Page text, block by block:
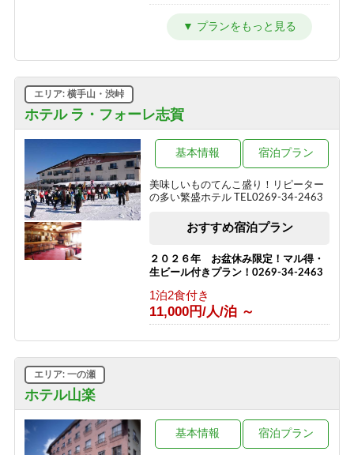
2種の信州牛料理と地元食材を味わう
＼1泊2食スタンダード～翡翠hisui～／
食グレードアップ～碧落hekiraku～／
19,400円/人/泊 ～
ひすい色の温泉の熊の湯＼1泊2食お試
しプラン～萌葱moegi～／
15,000円/人/泊 ～
「りんごで育った信州牛」だけを使っ
た≪1泊2食最高級肉肉プラン≫（連泊
1泊2食付き
24,290円/人/泊 ～
16,000円/人/泊 ～
信州の恵み！旨味たっぷりきのこ料理
ホテル ラ・フォーレ志賀
エリア: 横手山・渋峠
美味しいものてんこ盛り！リピーター
の多い繁盛ホテル TEL0269-34-2463
基本情報 宿泊プラン
おすすめ宿泊プラン
２０２６年 お盆休み限定！マル得・
生ビール付きプラン！0269-34-2463
1泊2食付き
11,000円/人/泊 ～
ホテル山楽
エリア: 一の瀬
基本情報 宿泊プラン